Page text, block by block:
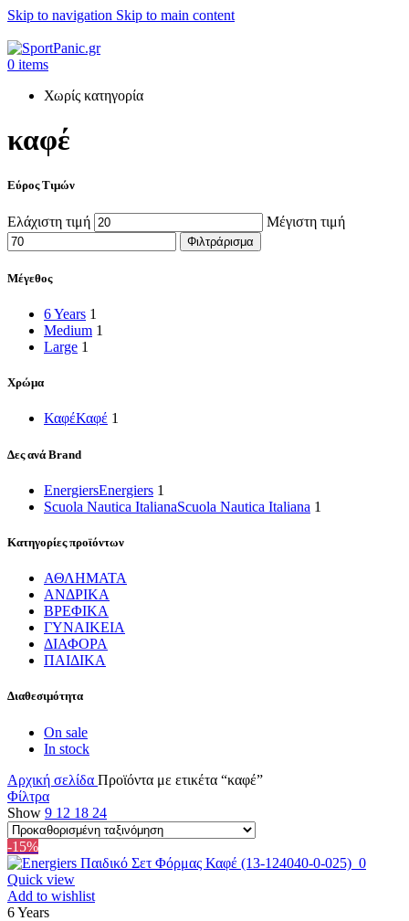
Skip to navigation Skip to main content
0 items
Χωρίς κατηγορία
καφέ
Εύρος Τιμών
Ελάχιστη τιμή Μέγιστη τιμή
Φιλτράρισμα
Μέγεθος
6 Years 1
Medium 1
Large 1
Χρώμα
ΚαφέΚαφέ 1
Δες ανά Brand
EnergiersEnergiers 1
Scuola Nautica ItalianaScuola Nautica Italiana 1
Κατηγορίες προϊόντων
ΑΘΛΗΜΑΤΑ
ΑΝΔΡΙΚΑ
ΒΡΕΦΙΚΑ
ΓΥΝΑΙΚΕΙΑ
ΔΙΑΦΟΡΑ
ΠΑΙΔΙΚΑ
Διαθεσιμότητα
On sale
In stock
Αρχική σελίδα Προϊόντα με ετικέτα “καφέ”
Φίλτρα
Show 9 12 18 24
-15%
Quick view
Add to wishlist
6 Years